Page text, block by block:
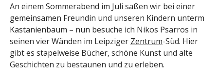
An einem Sommerabend im Juli saßen wir bei einer
gemeinsamen Freundin und unseren Kindern unterm
Kastanienbaum – nun besuche ich Nikos Psarros in
seinen vier Wänden im Leipziger Zentrum-Süd. Hier
gibt es stapelweise Bücher, schöne Kunst und alte
Geschichten zu bestaunen und zu erleben.